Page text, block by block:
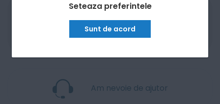
Seteaza preferintele
Sunt de acord
achizitii publice SEAP/SICAP
Am nevoie de ajutor